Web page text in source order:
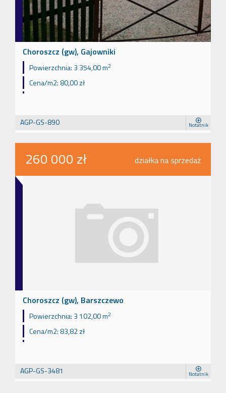
Choroszcz (gw), Gajowniki
Powierzchnia: 3 354,00 m2
Cena/m2: 80,00 zł
AGP-GS-890 Notatnik
260 000 zł działka na sprzedaż
Choroszcz (gw), Barszczewo
Powierzchnia: 3 102,00 m2
Cena/m2: 83,82 zł
AGP-GS-3481 Notatnik